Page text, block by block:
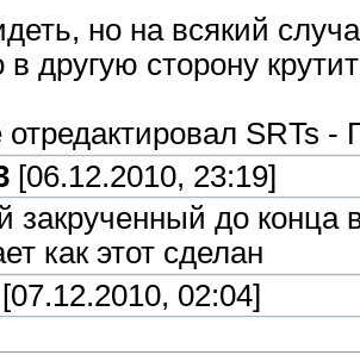
но на всякий
другую сторону
SRTs -
[06.12.2010, 23:19]
закрученный до конца
как этот сделан
[07.12.2010, 02:04]